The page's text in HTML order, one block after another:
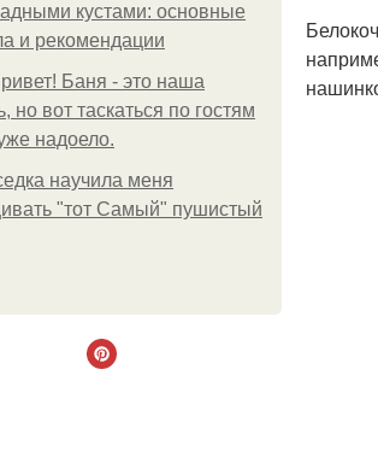
кустами: основные
и рекомендации
Баня - это наша
но вот таскаться по гостям
надоело.
научила меня
"тот Самый" пушистый